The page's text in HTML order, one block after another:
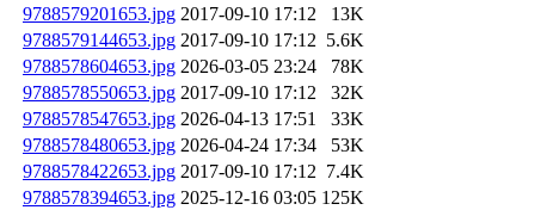
9788579201653.jpg 2017-09-10 17:12
13K
9788579144653.jpg 2017-09-10 17:12 5.6K
9788578604653.jpg 2026-03-05 23:24
78K
9788578550653.jpg 2017-09-10 17:12
32K
9788578547653.jpg 2026-04-13 17:51
33K
9788578480653.jpg 2026-04-24 17:34
53K
9788578422653.jpg 2017-09-10 17:12 7.4K
9788578394653.jpg 2025-12-16 03:05 125K